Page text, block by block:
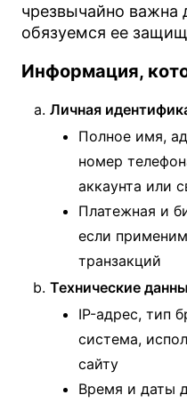
чрезвычайно важна
обязуемся ее
Информация,
Личная
Полное имя,
номер
аккаунта или
Платежная и
если
транзакций
Технические
IP-адрес, тип
система,
сайту
Время и даты